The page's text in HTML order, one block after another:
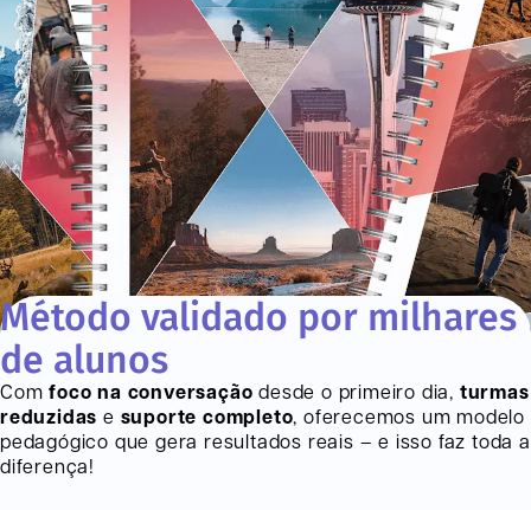
Método validado por milhares
de alunos
Comfoco na conversação desde o primeiro dia, turmas
reduzidas e suporte completo, oferecemos um modelo
pedagógico que gera resultados reais – e isso faz toda a
diferença!